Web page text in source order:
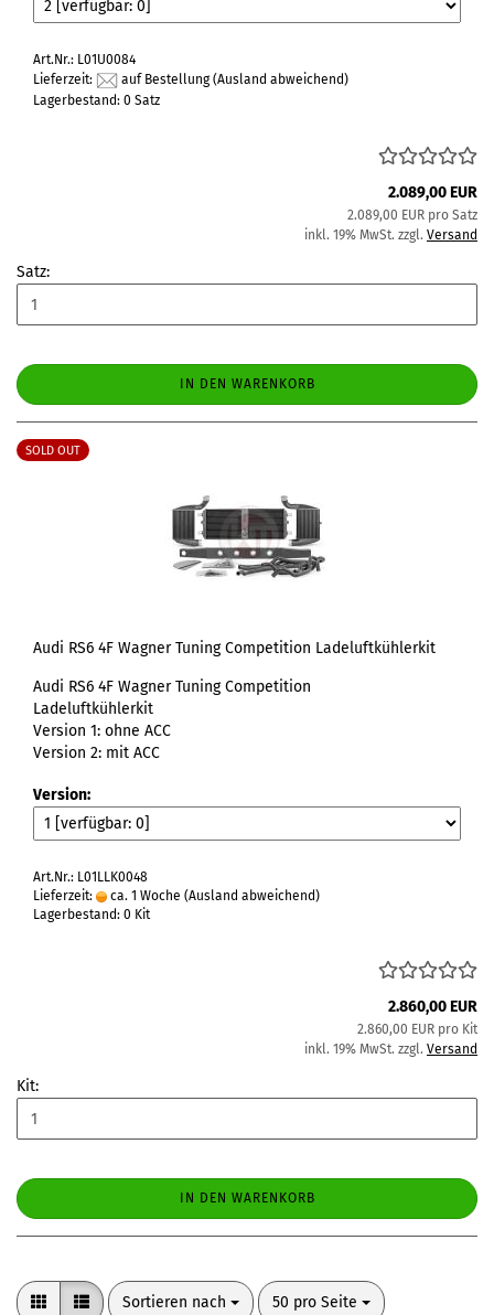
Art.Nr.: L01U0084
Lieferzeit:
auf Bestellung (Ausland abweichend)
Lagerbestand: 0 Satz
2.089,00 EUR
2.089,00 EUR pro Satz
inkl. 19% MwSt. zzgl. Versand
Satz:
IN DEN WARENKORB
SOLD OUT
Audi RS6 4F Wagner Tuning Competition Ladeluftkühlerkit
Audi RS6 4F Wagner Tuning Competition
Ladeluftkühlerkit
Version 1: ohne ACC
Version 2: mit ACC
Version:
Art.Nr.: L01LLK0048
Lieferzeit:
ca. 1 Woche (Ausland abweichend)
Lagerbestand: 0 Kit
2.860,00 EUR
2.860,00 EUR pro Kit
inkl. 19% MwSt. zzgl. Versand
Kit:
IN DEN WARENKORB
Sortieren nach
Sortieren nach 50 pro Seite
pro Seite